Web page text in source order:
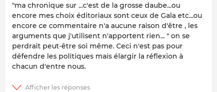
"ma chronique sur ...c'est de la grosse daube...ou
encore mes choix éditoriaux sont ceux de Gala etc...ou
encore ce commentaire n'a aucune raison d'être , les
arguments que j'utilisent n'apportent rien... " on se
perdrait peut-être soi même. Ceci n'est pas pour
défendre les politiques mais élargir la réflexion à
chacun d'entre nous.